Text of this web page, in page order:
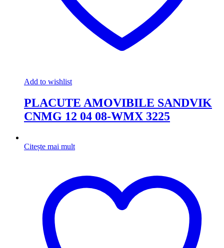
Add to wishlist
PLACUTE AMOVIBILE SANDVIK
CNMG 12 04 08-WMX 3225
Citește mai mult